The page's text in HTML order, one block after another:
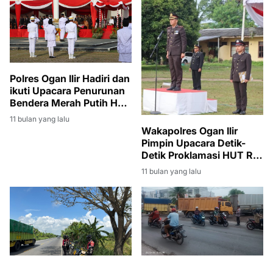
Polres Ogan Ilir Hadiri dan
ikuti Upacara Penurunan
Bendera Merah Putih HUT
RI ke-80 di Tanjung Senai
11 bulan yang lalu
Wakapolres Ogan Ilir
Pimpin Upacara Detik-
Detik Proklamasi HUT RI
ke-80, Suasana Khidmat
dan Meriah
11 bulan yang lalu